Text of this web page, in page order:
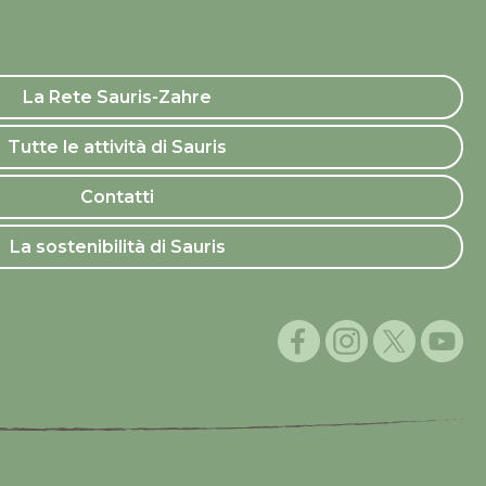
La Rete Sauris-Zahre
Tutte le attività di Sauris
Contatti
La sostenibilità di Sauris